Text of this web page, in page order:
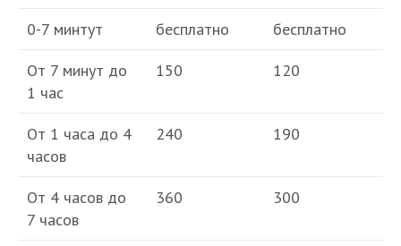
0-7 минтут
бесплатно
бесплатно
От 7 минут до
1 час
150 120
От 1 часа до 4
часов
240 190
От 4 часов до
7 часов
360 300